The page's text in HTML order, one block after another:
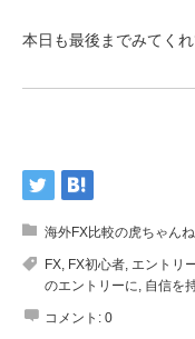
本日も最後までみてく
海外FX比較の虎ちゃん
FX, FX初心者, エントリ
のエントリーに, 自信を
コメント: 0